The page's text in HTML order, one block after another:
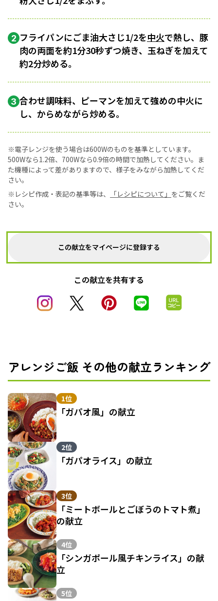
2 フライパンにごま油大さじ1/2を中火で熱し、豚
肉の両面を約1分30秒ずつ焼き、玉ねぎを加えて
約2分炒める。
3 合わせ調味料、ピーマンを加えて強めの中火に
し、からめながら炒める。
※電子レンジを使う場合は600Wのものを基準としています。
500Wなら1.2倍、700Wなら0.9倍の時間で加熱してください。ま
た機種によって差がありますので、様子をみながら加熱してくだ
さい。
※レシピ作成・表記の基準等は、
「レシピについて」 をご覧くだ
さい。
この献立をマイページに登録する
この献立を共有する
アレンジご飯 その他の献立ランキング
1位
「ガパオ風」の献立
2位
「ガパオライス」の献立
3位
「ミートボールとごぼうのトマト煮」
の献立
4位
「シンガポール風チキンライス」の献
立
5位